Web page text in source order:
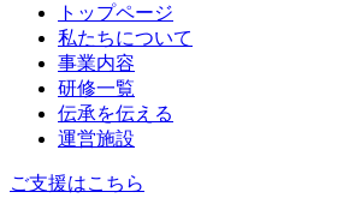
トップページ
私たちについて
事業内容
研修一覧
伝承を伝える
運営施設
ご支援はこちら